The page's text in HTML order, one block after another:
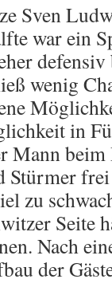
Sven
war ein
defensiv
wenig
in
Mann
Stürmer
zu
Seite
Nach
der